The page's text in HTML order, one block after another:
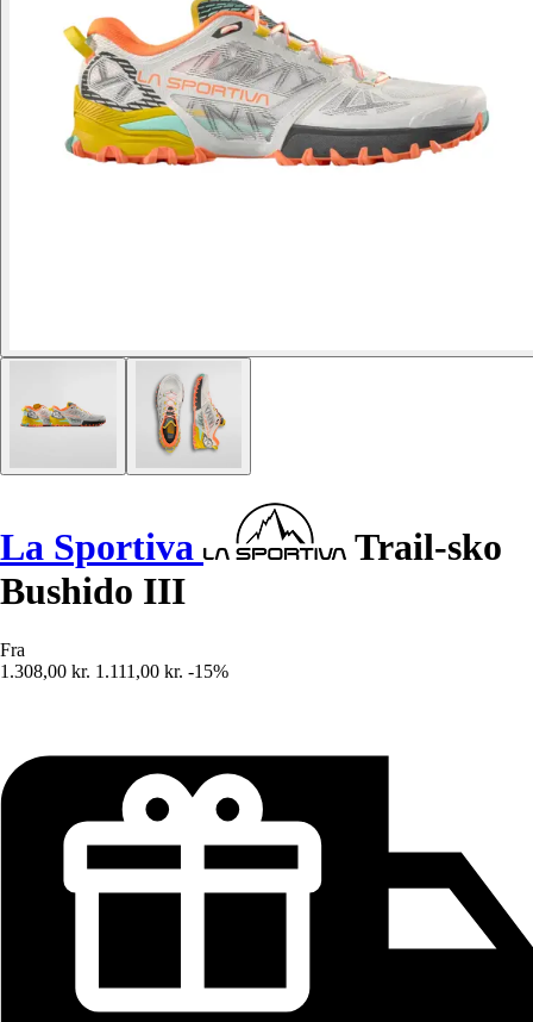
La Sportiva
Trail-sko
Bushido III
Fra
1.308,00 kr. 1.111,00 kr. -15%